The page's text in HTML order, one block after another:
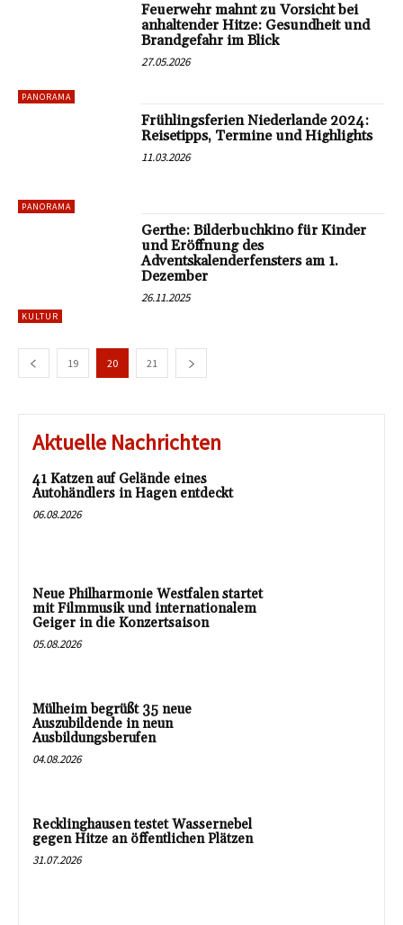
PANORAMA
Feuerwehr mahnt zu Vorsicht bei
anhaltender Hitze: Gesundheit und
Brandgefahr im Blick
27.05.2026
PANORAMA
Frühlingsferien Niederlande 2024:
Reisetipps, Termine und Highlights
11.03.2026
KULTUR
Gerthe: Bilderbuchkino für Kinder
und Eröffnung des
Adventskalenderfensters am 1.
Dezember
26.11.2025
19 20 21
Aktuelle Nachrichten
41 Katzen auf Gelände eines
Autohändlers in Hagen entdeckt
06.08.2026
Neue Philharmonie Westfalen startet
mit Filmmusik und internationalem
Geiger in die Konzertsaison
05.08.2026
Mülheim begrüßt 35 neue
Auszubildende in neun
Ausbildungsberufen
04.08.2026
Recklinghausen testet Wassernebel
gegen Hitze an öffentlichen Plätzen
31.07.2026